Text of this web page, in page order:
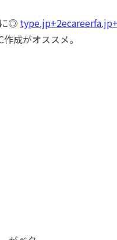
に◎ type.jp+2ecareerfa.jp
成がオススメ。